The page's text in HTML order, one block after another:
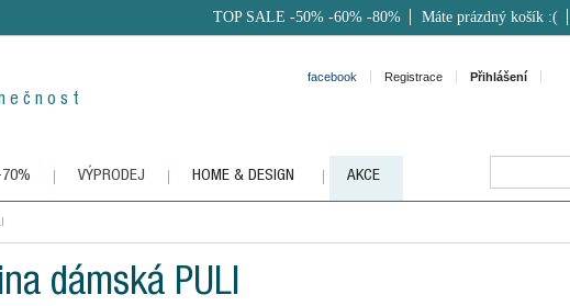
e č n o s t
TOP SALE -50% -60% -80% Máte prázdný košík :(
facebook Registrace Přihlášení
70% VÝPRODEJ HOME & DESIGN AKCE
dámská PULI